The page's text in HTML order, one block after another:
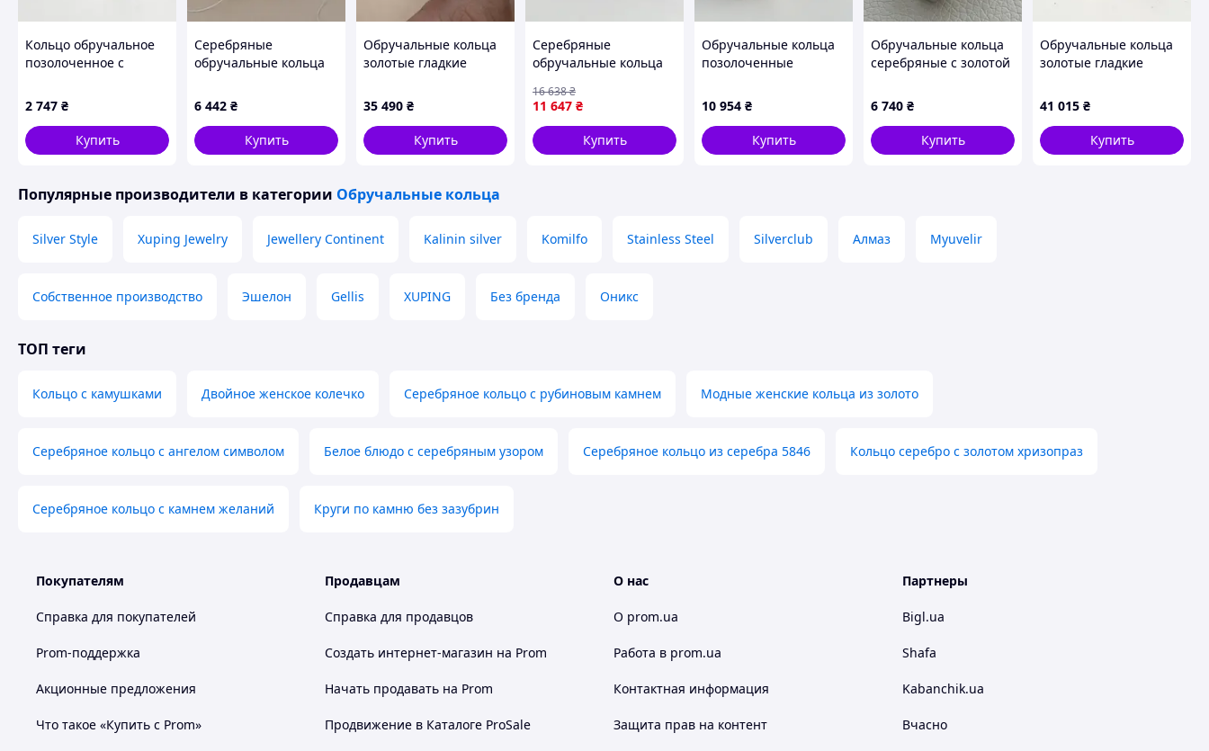
Кольцо обручальное
позолоченное с
орнаментом по центру
без камней.
2 747 ₴
Купить
Серебряные
обручальные кольца
Американки пара
6 442 ₴
Купить
Обручальные кольца
золотые гладкие
мм пара
35 490 ₴
Купить
Серебряные
обручальные кольца
американка пара
11 647 ₴
16 638₴
Купить
Обручальные кольца
позолоченные
американки пара
10 954 ₴
Купить
Обручальные кольца
серебряные с золотой
тебя и белыми
цирконами пара
6 740 ₴
Купить
Обручальные кольца
золотые гладкие
классические пара 6
мм
41 015 ₴
Купить
Популярные производители в категории Обручальные кольца
Silver Style Xuping Jewelry Jewellery Continent Kalinin silver Komilfo Stainless Steel Silverclub Алмаз Myuvelir
Собственное производство Эшелон Gellis XUPING Без бренда Оникс
ТОП теги
Кольцо с камушками Двойное женское колечко Серебряное кольцо с рубиновым камнем Модные женские кольца из золото
Серебряное кольцо с ангелом символом Белое блюдо с серебряным узором Серебряное кольцо из серебра 5846 Кольцо серебро с золотом хризопраз
Серебряное кольцо с камнем желаний Круги по камню без зазубрин
Покупателям
Справка для покупателей
Prom-поддержка
Акционные предложения
Что такое «Купить с Prom»
Продавцам
Справка для продавцов
Создать интернет-магазин на Prom
Начать продавать на Prom
Продвижение в Каталоге ProSale
О нас
О prom.ua
Работа в prom.ua
Контактная информация
Защита прав на контент
Партнеры
Bigl.ua
Shafa
Kabanchik.ua
Вчасно